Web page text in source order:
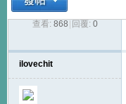
›
查看: 868 回覆: 0
ilovechit